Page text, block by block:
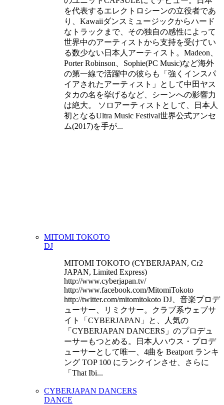
を代表するエレクトロシーンの立役者であ
り、Kawaiiダンスミュージックからハード
なトラックまで、その独自の感性によって
世界中のアーティストから支持を受けてい
る数少ない日本人アーティスト。Madeon、
Porter Robinson、Sophie(PC Music)など海外
の第一線で活躍中の彼らも「強くインスパ
イアされたアーティスト」として中田ヤス
タカの名を挙げるなど、シーンへの影響力
は絶大。 ソロアーティストとして、日本人
初となるUltra Music Festival世界公式アンセ
ム(2017)を手が...
MITOMI TOKOTO
DJ
MITOMI TOKOTO (CYBERJAPAN, Cr2
JAPAN, Limited Express)
http://www.cyberjapan.tv/
http://www.facebook.com/MitomiTokoto
http://twitter.com/mitomitokoto DJ、音楽プロデ
ューサー、リミクサー。クラブ系ウェブサ
イト「CYBERJAPAN」と、人気の
「CYBERJAPAN DANCERS」のプロデュ
ーサーもつとめる。日本人ハウス・プロデ
ューサーとして唯一、4曲を Beatport ランキ
ング TOP 100 にランクインさせ、さらに
「That Ibi...
CYBERJAPAN DANCERS
DANCE